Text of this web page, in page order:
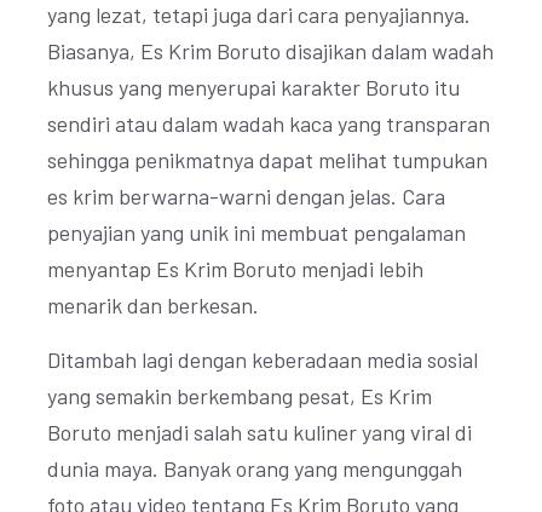
yang lezat, tetapi juga dari cara penyajiannya.
Biasanya, Es Krim Boruto disajikan dalam wadah
khusus yang menyerupai karakter Boruto itu
sendiri atau dalam wadah kaca yang transparan
sehingga penikmatnya dapat melihat tumpukan
es krim berwarna-warni dengan jelas. Cara
penyajian yang unik ini membuat pengalaman
menyantap Es Krim Boruto menjadi lebih
menarik dan berkesan.
Ditambah lagi dengan keberadaan media sosial
yang semakin berkembang pesat, Es Krim
Boruto menjadi salah satu kuliner yang viral di
dunia maya. Banyak orang yang mengunggah
foto atau video tentang Es Krim Boruto yang